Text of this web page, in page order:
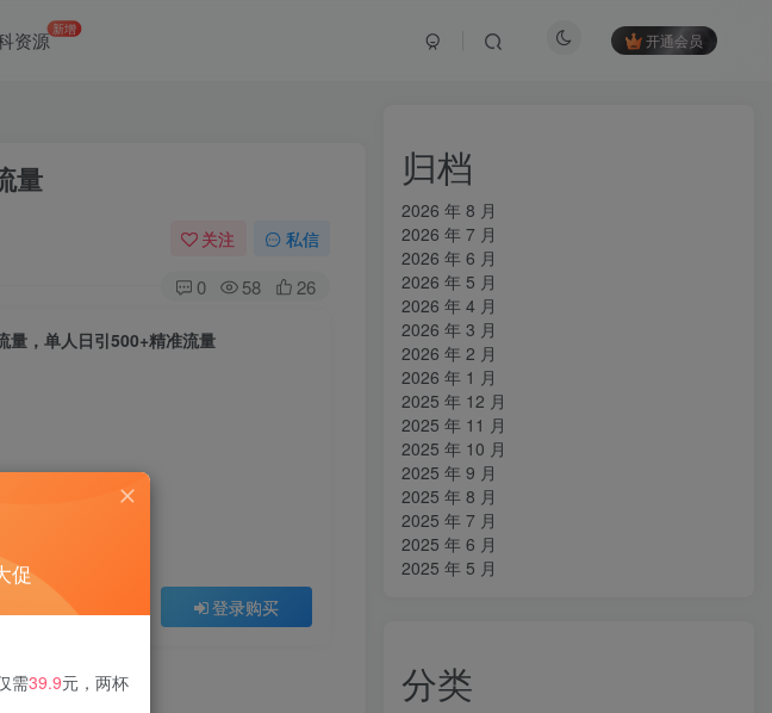
资源 新增
开通会员
量
关注 私信
0 58 26
量，单人日引500+精准流量
登录购买
归档
2026 年 8 月
2026 年 7 月
2026 年 6 月
2026 年 5 月
2026 年 4 月
2026 年 3 月
2026 年 2 月
2026 年 1 月
2025 年 12 月
2025 年 11 月
2025 年 10 月
2025 年 9 月
2025 年 8 月
2025 年 7 月
2025 年 6 月
2025 年 5 月
分类
促
需39.9元，两杯